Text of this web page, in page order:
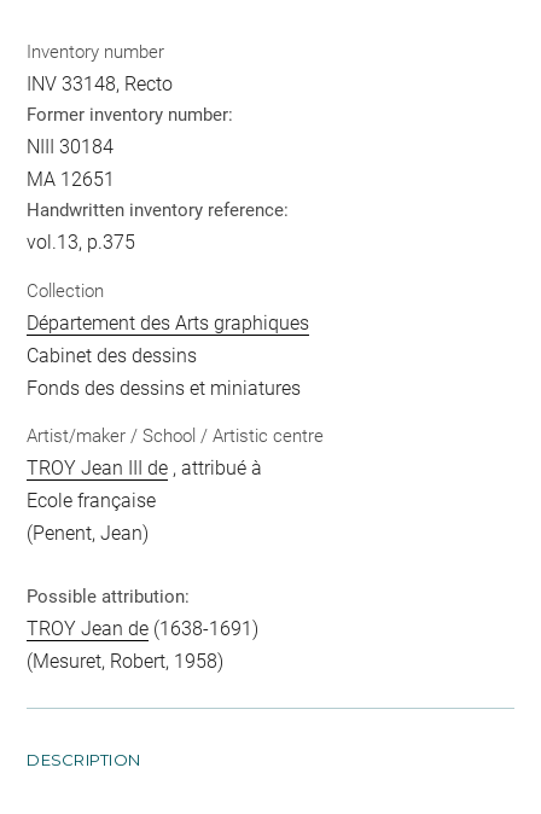
Inventory number
INV 33148, Recto
Former inventory number:
NIII 30184
MA 12651
Handwritten inventory reference:
vol.13, p.375
Collection
Département des Arts graphiques
Cabinet des dessins
Fonds des dessins et miniatures
Artist/maker / School / Artistic centre
TROY Jean III de , attribué à
Ecole française
(Penent, Jean)
Possible attribution:
TROY Jean de (1638-1691)
(Mesuret, Robert, 1958)
DESCRIPTION